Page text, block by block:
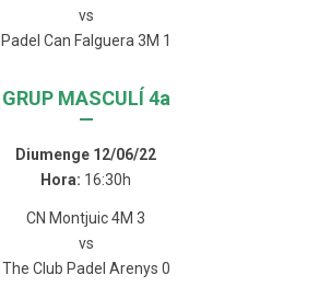
vs
Padel Can Falguera 3M 1
GRUP MASCULÍ 4a
—
Diumenge 12/06/22
Hora: 16:30h
CN Montjuic 4M 3
vs
The Club Padel Arenys 0